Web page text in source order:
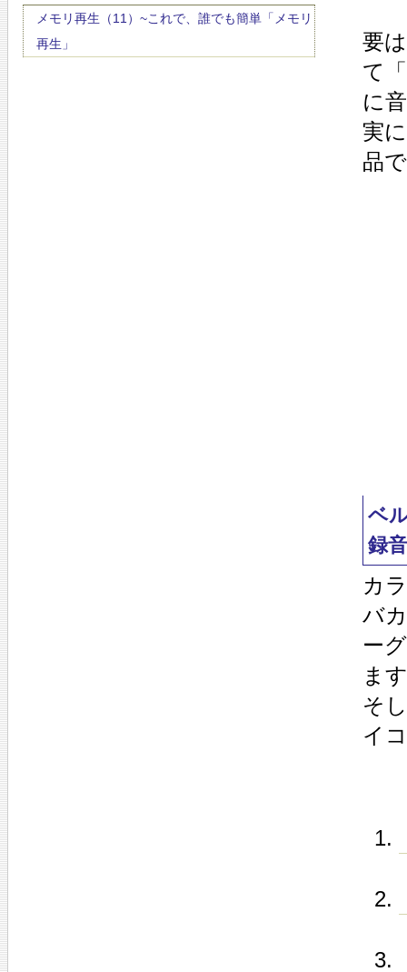
メモリ再生（11）~これで、誰でも簡単「メモリ
再生」
要
て
に
実
品
ベ
録音
カ
バ
ー
ま
そ
イ